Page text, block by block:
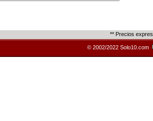
** Precios
© 2002/2022 Solo10.com